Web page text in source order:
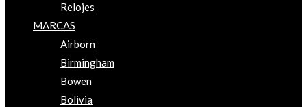
Relojes
MARCAS
Airborn
Birmingham
Bowen
Bolivia